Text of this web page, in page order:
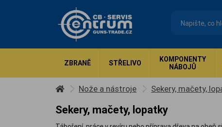
ZBRANĚ STŘELIVO
KOMPONENTY
NÁBOJŮ
Nože a nástroje Sekery, mačety,
Sekery, mačety, lopatky